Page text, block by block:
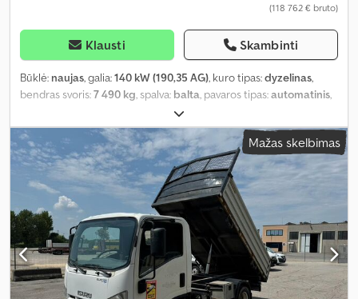
(118 762 € bruto)
Klausti Skambinti
Būklė: naujas, galia:140 kW (190,35 AG), kuro tipas:dyzelinas,
bendras svoris:7 490 kg, spalva: balta, pavaros tipas:automatinis,
ABS, centrinis užraktas,
elektroninė stabilumo programa (ESP), oro kondicionavimas,
suodžių filtras
Mažas skelbimas